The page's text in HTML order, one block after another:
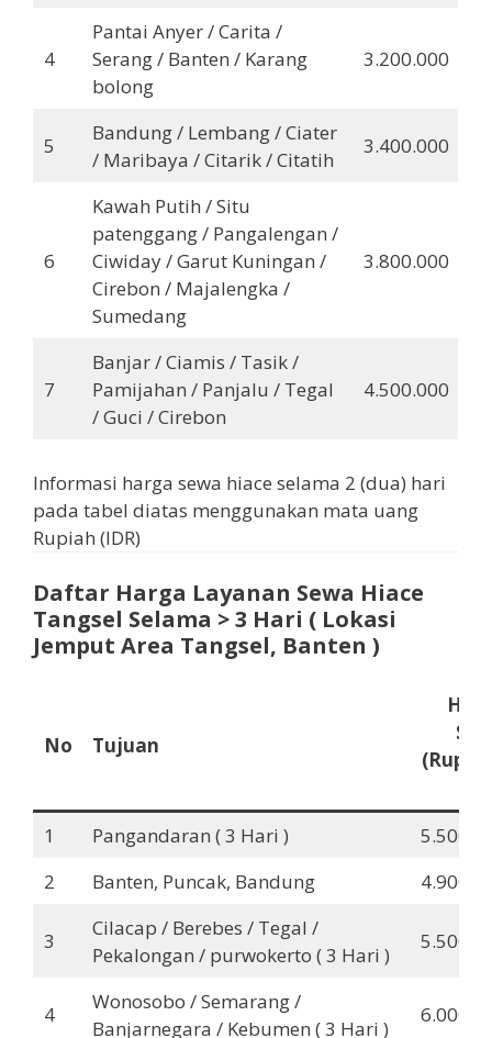
4
Pantai Anyer / Carita /
Serang / Banten / Karang
bolong
3.200.000
5
Bandung / Lembang / Ciater
/ Maribaya / Citarik / Citatih
3.400.000
6
Kawah Putih / Situ
patenggang / Pangalengan /
Ciwiday / Garut Kuningan /
Cirebon / Majalengka /
Sumedang
3.800.000
7
Banjar / Ciamis / Tasik /
Pamijahan / Panjalu / Tegal
/ Guci / Cirebon
4.500.000
Informasi harga sewa hiace selama 2 (dua) hari
pada tabel diatas menggunakan mata uang
Rupiah (IDR)
Daftar Harga Layanan Sewa Hiace
Tangsel Selama > 3 Hari ( Lokasi
Jemput Area Tangsel, Banten )
No Tujuan
1
Pangandaran ( 3 Hari )
2
Banten, Puncak, Bandung
3
Cilacap / Berebes / Tegal /
Pekalongan / purwokerto ( 3 Hari )
4
Wonosobo / Semarang /
Banjarnegara / Kebumen ( 3 Hari )